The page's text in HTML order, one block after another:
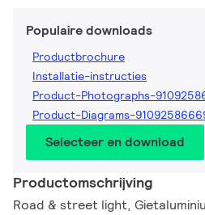
Populaire downloads
Productbrochure
Installatie-instructies
Product-Photographs-
Product-Diagrams-
Selecteer en download
Productomschrijving
Road & street light,